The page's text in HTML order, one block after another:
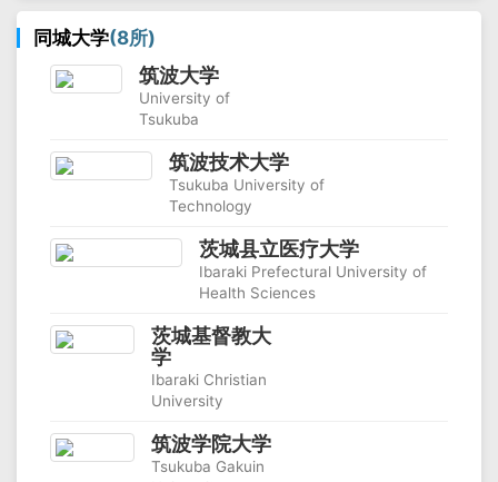
同城大学(8所)
筑波大学
University of
Tsukuba
筑波技术大学
Tsukuba University of
Technology
茨城县立医疗大学
Ibaraki Prefectural University of
Health Sciences
茨城基督教大
学
Ibaraki Christian
University
筑波学院大学
Tsukuba Gakuin